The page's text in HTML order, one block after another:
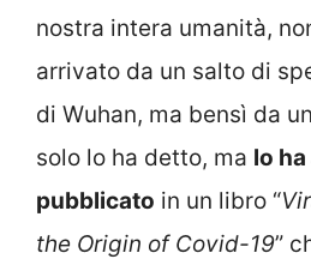
nostra intera umanità,
arrivato da un salto di
di Wuhan, ma bensì da
solo lo ha detto, ma lo
pubblicato in un libro “
the Origin of Covid-19”